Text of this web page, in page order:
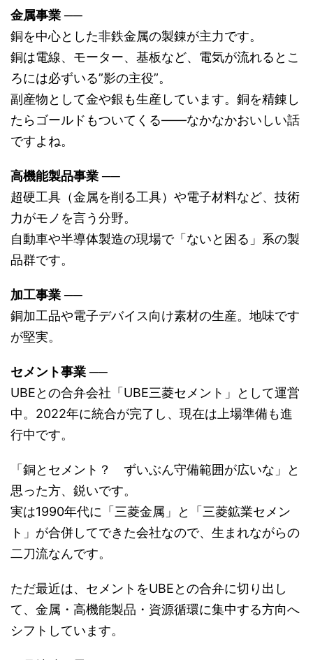
金属事業──
銅を中心とした非鉄金属の製錬が主力です。
銅は電線、モーター、基板など、電気が流れるとこ
ろには必ずいる”影の主役”。
副産物として金や銀も生産しています。銅を精錬し
たらゴールドもついてくる――なかなかおいしい話
ですよね。
高機能製品事業──
超硬工具（金属を削る工具）や電子材料など、技術
力がモノを言う分野。
自動車や半導体製造の現場で「ないと困る」系の製
品群です。
加工事業──
銅加工品や電子デバイス向け素材の生産。地味です
が堅実。
セメント事業──
UBEとの合弁会社「UBE三菱セメント」として運営
中。2022年に統合が完了し、現在は上場準備も進
行中です。
「銅とセメント？ ずいぶん守備範囲が広いな」と
思った方、鋭いです。
実は1990年代に「三菱金属」と「三菱鉱業セメン
ト」が合併してできた会社なので、生まれながらの
二刀流なんです。
ただ最近は、セメントをUBEとの合弁に切り出し
て、金属・高機能製品・資源循環に集中する方向へ
シフトしています。